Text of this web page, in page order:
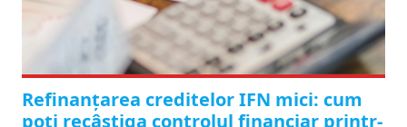
Refinanțarea creditelor IFN mici: cum
poți recâștiga controlul financiar printr-